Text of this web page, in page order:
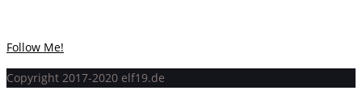
Follow Me!
Copyright 2017-2020 elf19.de